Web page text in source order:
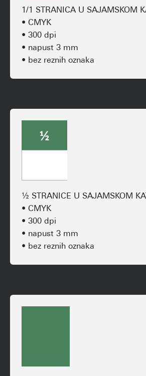
1/1 STRANICA U SAJAMSKOM
• CMYK
• 300 dpi
• napust 3 mm
• bez reznih oznaka
1⁄2 STRANICE U SAJAMSKOM
• CMYK
• 300 dpi
• napust 3 mm
• bez reznih oznaka